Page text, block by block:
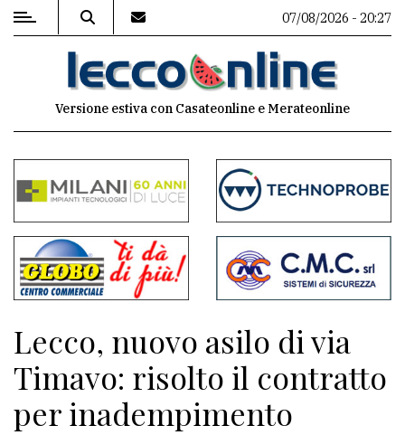
MENU
commenti
Contenuti
del
sito
Meteo
CONTATTI
07/08/2026 - 20:27
Versione estiva con Casateonline e Merateonline
Lecco, nuovo asilo di via
Timavo: risolto il contratto
per inadempimento